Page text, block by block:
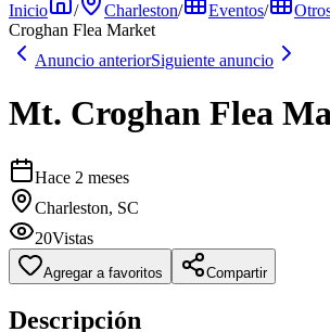
Inicio / Charleston/ Eventos/
Croghan Flea Market
Anuncio anteriorSiguiente anuncio
Mt. Croghan Flea
Hace 2 meses
Charleston, SC
20Vistas
Agregar a favoritos Compartir
Descripción